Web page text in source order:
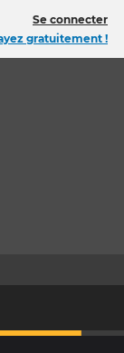
Se connecter
gratuitement !